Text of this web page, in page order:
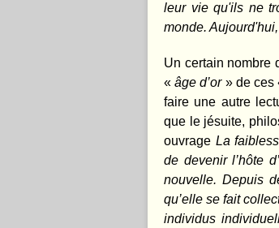
leur vie qu'ils ne
monde.
Un certain nombre
«âge d’or » de
faire une autre
que le jésuite,
ouvrage La
de devenir l’hôte
nouvelle. Depuis
qu’elle se fait
individus